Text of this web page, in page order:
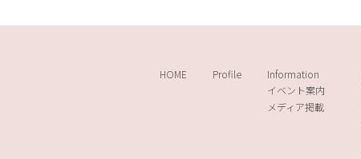
HOME Profile
Information
イベント案内
メディア掲載